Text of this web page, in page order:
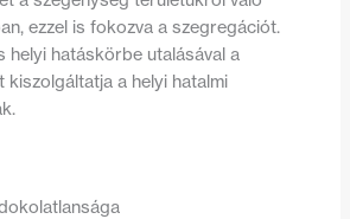
ezzel is fokozva a szegregációt.
helyi hatáskörbe utalásával a
kiszolgáltatja a helyi hatalmi